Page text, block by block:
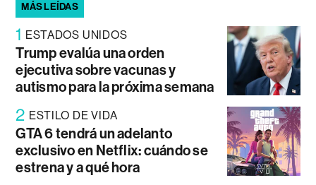
MÁS LEÍDAS
1 ESTADOS UNIDOS
Trump evalúa una orden
ejecutiva sobre vacunas y
autismo para la próxima semana
2 ESTILO DE VIDA
GTA 6 tendrá un adelanto
exclusivo en Netflix: cuándo se
estrena y a qué hora